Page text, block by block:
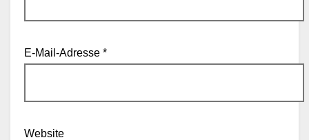
E-Mail-Adresse *
Website